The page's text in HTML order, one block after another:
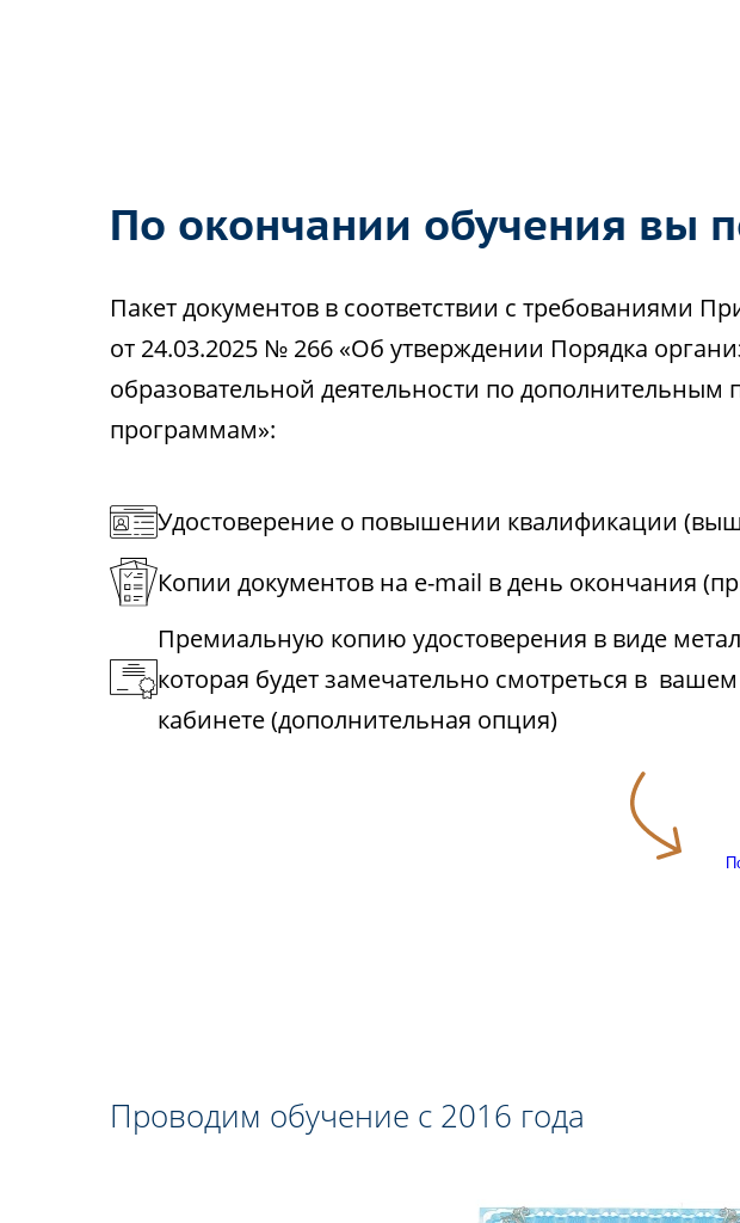
По окончании обучения вы
Пакет документов в соответствии с требованиями
от 24.03.2025 № 266 «Об утверждении Порядка
образовательной деятельности по
программам»:
Удостоверение о повышении квалификации
Копии документов на e-mail в день окончания
Премиальную копию удостоверения в виде
которая будет замечательно смотреться в вашем
кабинете (дополнительная опция)
Проводим обучение с 2016 года